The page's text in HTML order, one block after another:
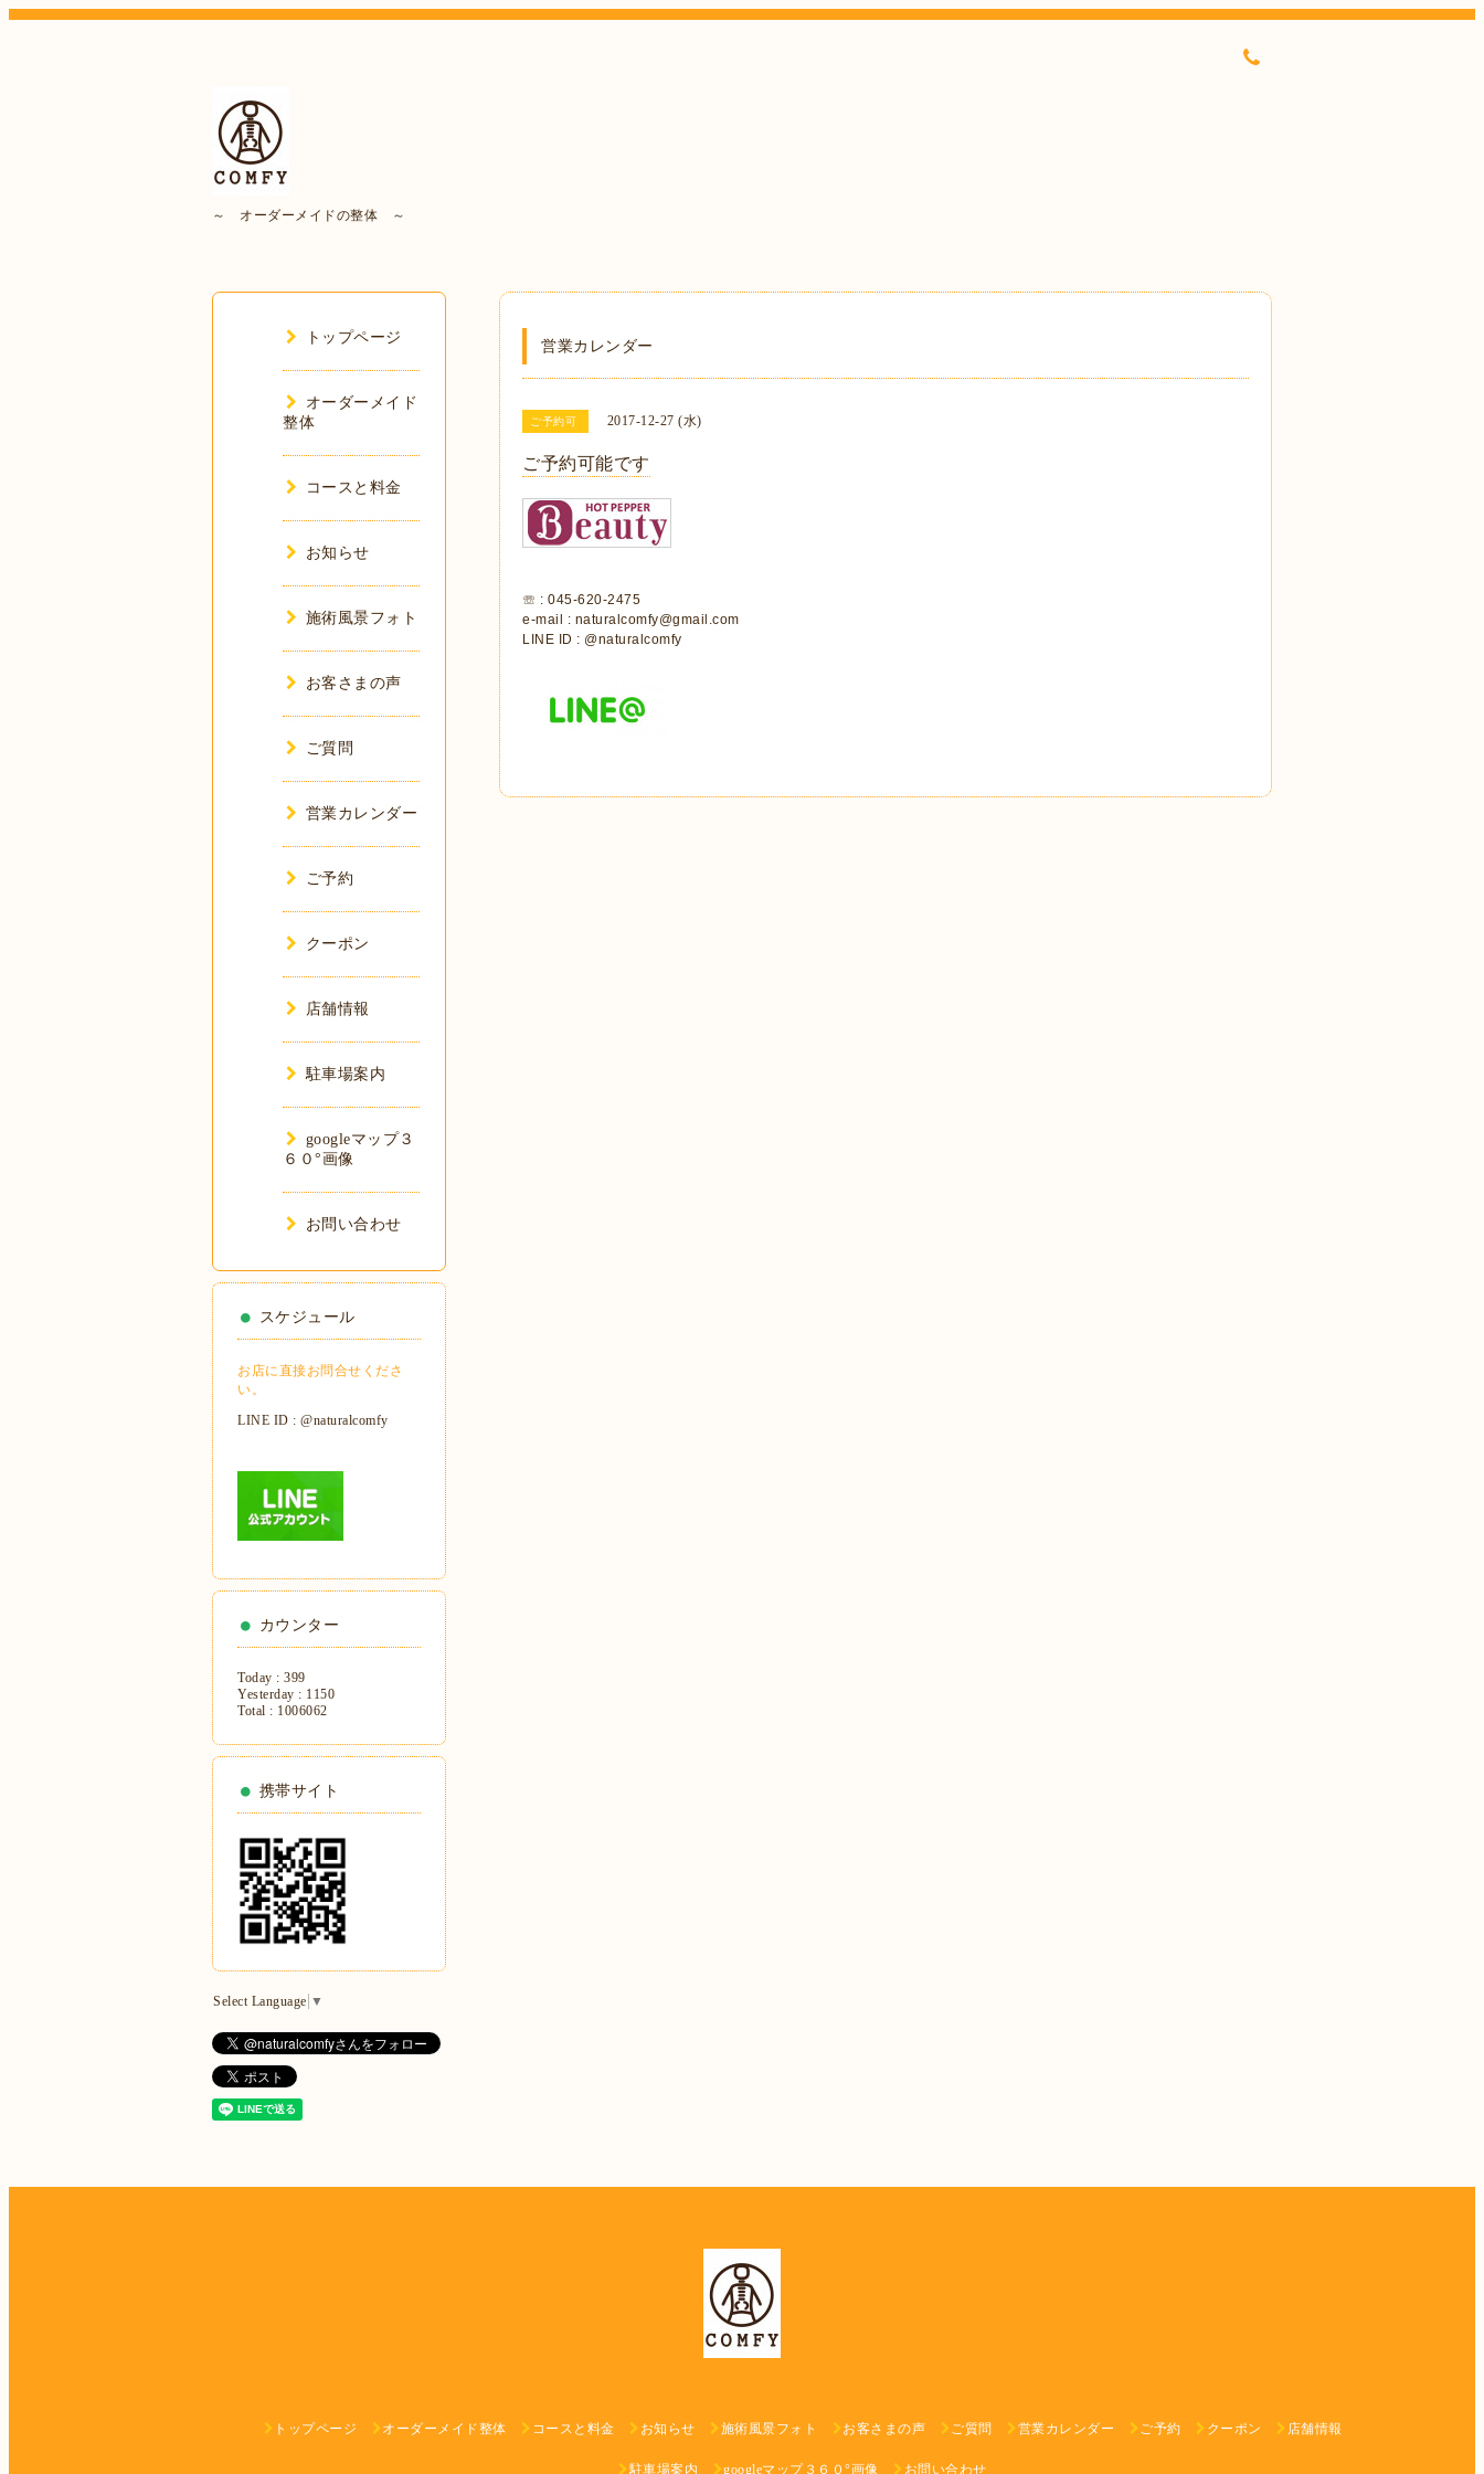
～ オーダーメイドの整体 ～
営業カレンダー
ご予約可 2017-12-27 (水)
ご予約可能です
☏ : 045-620-2475
e-mail : naturalcomfy@gmail.com
LINE ID : @naturalcomfy
トップページ
オーダーメイド
整体
コースと料金
お知らせ
施術風景フォト
お客さまの声
ご質問
営業カレンダー
ご予約
クーポン
店舗情報
駐車場案内
googleマップ３
６０°画像
お問い合わせ
スケジュール
お店に直接お問合せくださ
い。
LINE ID : @naturalcomfy
カウンター
Today : 399
Yesterday : 1150
Total : 1006062
携帯サイト
Select Language ▼
トップページ オーダーメイド整体 コースと料金 お知らせ 施術風景フォト お客さまの声 ご質問 営業カレンダー ご予約 クーポン 店舗情報
駐車場案内 googleマップ３６０°画像 お問い合わせ